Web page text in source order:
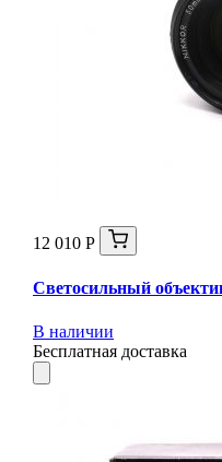
12 010 Р
Светосильный
В наличии
Бесплатная доставка